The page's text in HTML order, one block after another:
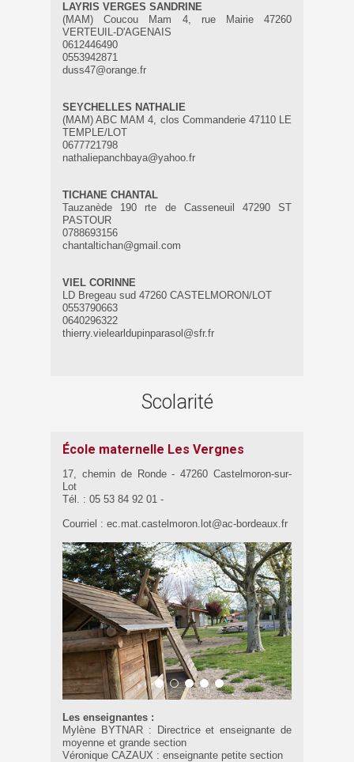
LAYRIS VERGES SANDRINE
(MAM) Coucou Mam 4, rue Mairie 47260
VERTEUIL-D'AGENAIS
0612446490
0553942871
duss47@orange.fr
SEYCHELLES NATHALIE
(MAM) ABC MAM 4, clos Commanderie 47110 LE
TEMPLE/LOT
0677721798
nathaliepanchbaya@yahoo.fr
TICHANE CHANTAL
Tauzanède 190 rte de Casseneuil 47290 ST
PASTOUR
0788693156
chantaltichan@gmail.com
VIEL CORINNE
LD Bregeau sud 47260 CASTELMORON/LOT
0553790663
0640296322
thierry.vielearldupinparasol@sfr.fr
Scolarité
École maternelle Les Vergnes
17, chemin de Ronde - 47260 Castelmoron-sur-
Lot
Tél. : 05 53 84 92 01 -
Courriel : ec.mat.castelmoron.lot@ac-bordeaux.fr
Les enseignantes :
Mylène BYTNAR : Directrice et enseignante de
moyenne et grande section
Véronique CAZAUX : enseignante petite section